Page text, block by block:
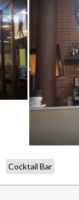
Cocktail Bar